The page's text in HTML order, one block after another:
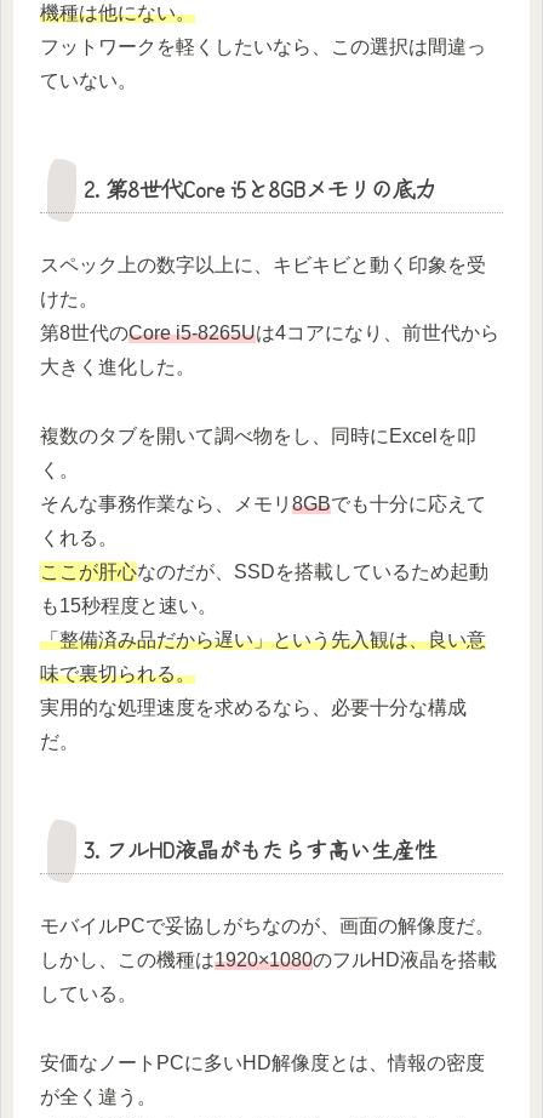
機種は他にない。
フットワークを軽くしたいなら、この選択は間違っ
ていない。
2. 第8世代Core i5と8GBメモリの底力
スペック上の数字以上に、キビキビと動く印象を受
けた。
第8世代のCore i5-8265Uは4コアになり、前世代から
大きく進化した。
複数のタブを開いて調べ物をし、同時にExcelを叩
く。
そんな事務作業なら、メモリ 8GBでも十分に応えて
くれる。
ここが肝心なのだが、SSDを搭載しているため起動
も15秒程度と速い。
「整備済み品だから遅い」という先入観は、良い意
味で裏切られる。
実用的な処理速度を求めるなら、必要十分な構成
だ。
3. フルHD液晶がもたらす高い生産性
モバイルPCで妥協しがちなのが、画面の解像度だ。
しかし、この機種は1920×1080のフルHD液晶を搭載
している。
安価なノートPCに多いHD解像度とは、情報の密度
が全く違う。